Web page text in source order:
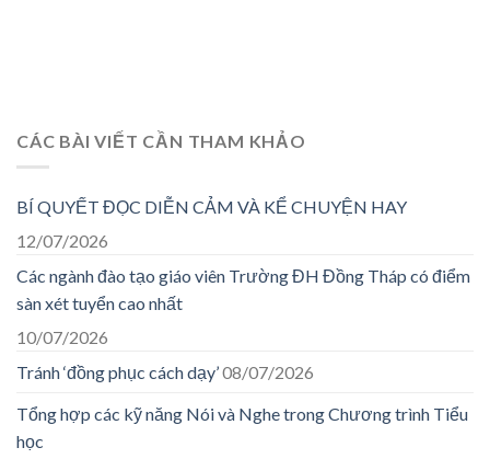
CÁC BÀI VIẾT CẦN THAM KHẢO
BÍ QUYẾT ĐỌC DIỄN CẢM VÀ KỂ CHUYỆN HAY
12/07/2026
Các ngành đào tạo giáo viên Trường ĐH Đồng Tháp có điểm
sàn xét tuyển cao nhất
10/07/2026
Tránh ‘đồng phục cách dạy’08/07/2026
Tổng hợp các kỹ năng Nói và Nghe trong Chương trình Tiểu
học